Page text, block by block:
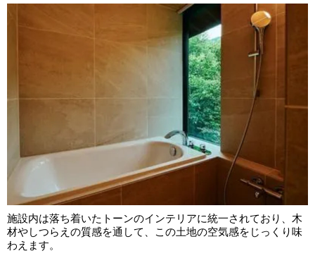
施設内は落ち着いたトーンのインテリアに統一されており、木
材やしつらえの質感を通して、この土地の空気感をじっくり味
わえます。